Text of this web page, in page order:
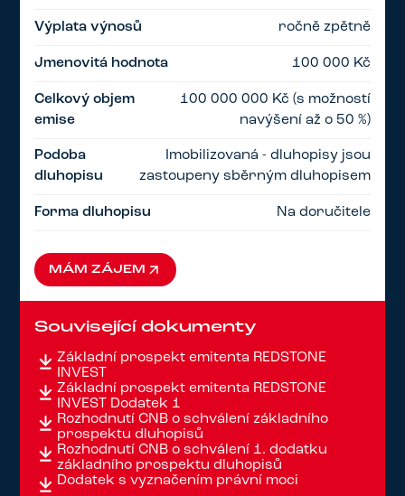
Výplata výnosů ročně zpětně
Jmenovitá hodnota 100 000 Kč
Celkový objem
emise
100 000 000 Kč (s možností
navýšení až o 50 %)
Podoba
dluhopisu
Imobilizovaná - dluhopisy jsou
zastoupeny sběrným dluhopisem
Forma dluhopisu Na doručitele
MÁM ZÁJEM
MÁM ZÁJEM
Související dokumenty
Základní prospekt emitenta REDSTONE
INVEST
Základní prospekt emitenta REDSTONE
INVEST Dodatek 1
Rozhodnutí ČNB o schválení základního
prospektu dluhopisů
Rozhodnutí ČNB o schválení 1. dodatku
základního prospektu dluhopisů
Dodatek s vyznačením právní moci